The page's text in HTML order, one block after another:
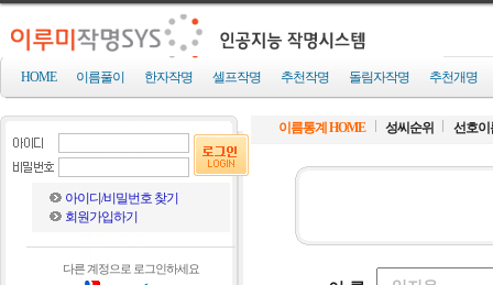
HOME 이름풀이 한자작명 셀프작명 추천작명 돌림자작명 추천개명
아이디/비밀번호 찾기
회원가입하기
다른 계정으로 로그인하세요
이름통계 HOME 성씨순위 선호